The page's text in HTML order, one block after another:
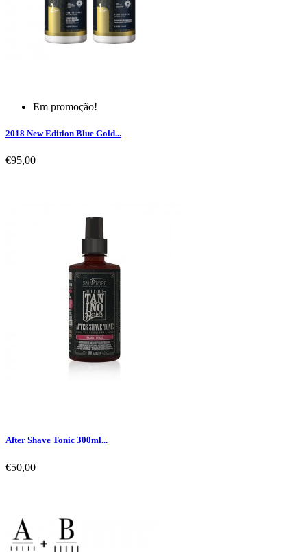
Em promoção!
2018 New Edition Blue Gold...
€95,00
After Shave Tonic 300ml...
€50,00